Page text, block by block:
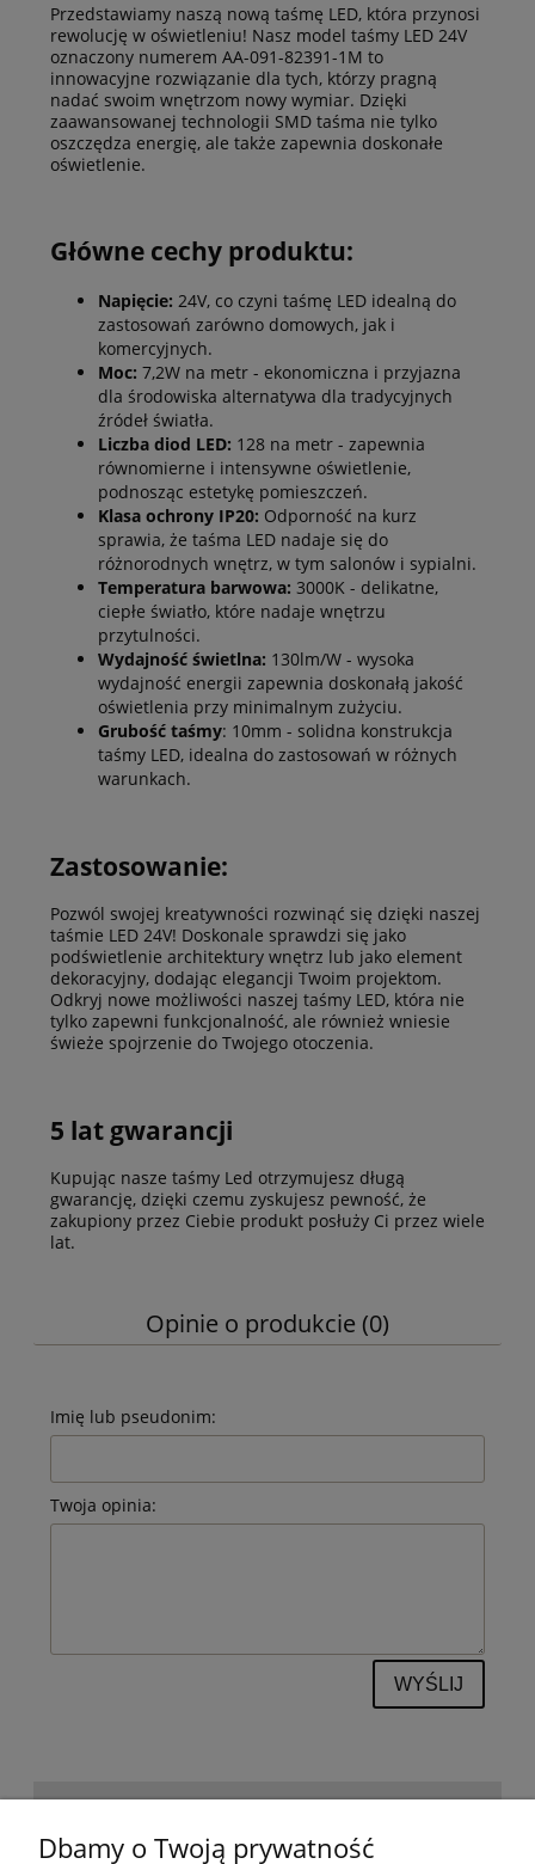
Przedstawiamy naszą nową taśmę LED, która przynosi
rewolucję w oświetleniu! Nasz model taśmy LED 24V
oznaczony numerem AA-091-82391-1M to
innowacyjne rozwiązanie dla tych, którzy pragną
nadać swoim wnętrzom nowy wymiar. Dzięki
zaawansowanej technologii SMD taśma nie tylko
oszczędza energię, ale także zapewnia doskonałe
oświetlenie.
Główne cechy produktu:
Napięcie: 24V, co czyni taśmę LED idealną do
zastosowań zarówno domowych, jak i
komercyjnych.
Moc: 7,2W na metr - ekonomiczna i przyjazna
dla środowiska alternatywa dla tradycyjnych
źródeł światła.
Liczba diod LED: 128 na metr - zapewnia
równomierne i intensywne oświetlenie,
podnosząc estetykę pomieszczeń.
Klasa ochrony IP20: Odporność na kurz
sprawia, że taśma LED nadaje się do
różnorodnych wnętrz, w tym salonów i sypialni.
Temperatura barwowa: 3000K - delikatne,
ciepłe światło, które nadaje wnętrzu
przytulności.
Wydajność świetlna: 130lm/W - wysoka
wydajność energii zapewnia doskonałą jakość
oświetlenia przy minimalnym zużyciu.
Grubość taśmy: 10mm - solidna konstrukcja
taśmy LED, idealna do zastosowań w różnych
warunkach.
Zastosowanie:
Pozwól swojej kreatywności rozwinąć się dzięki naszej
taśmie LED 24V! Doskonale sprawdzi się jako
podświetlenie architektury wnętrz lub jako element
dekoracyjny, dodając elegancji Twoim projektom.
Odkryj nowe możliwości naszej taśmy LED, która nie
tylko zapewni funkcjonalność, ale również wniesie
świeże spojrzenie do Twojego otoczenia.
5 lat gwarancji
Kupując nasze taśmy Led otrzymujesz długą
gwarancję, dzięki czemu zyskujesz pewność, że
zakupiony przez Ciebie produkt posłuży Ci przez wiele
lat.
Opinie o produkcie (0)
Imię lub pseudonim:
Twoja opinia:
WYŚLIJ
Dbamy o Twoją prywatność